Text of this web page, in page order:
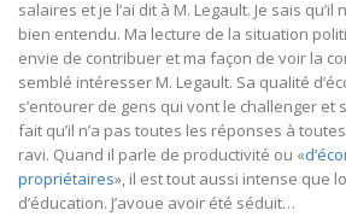
salaires et je l’ai dit à M. Legault. Je sais
bien entendu. Ma lecture de la situation
envie de contribuer et ma façon de voir la
semblé intéresser M. Legault. Sa qualité
s’entourer de gens qui vont le challenger et
fait qu’il n’a pas toutes les réponses à
ravi. Quand il parle de productivité ou «
propriétaires», il est tout aussi intense que
d’éducation. J’avoue avoir été séduit…